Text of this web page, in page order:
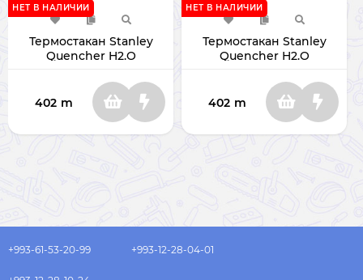
Термостакан Stanley
Quencher H2.O
НЕТ В НАЛИЧИИ
402 m
Термостакан Stanley
Quencher H2.O
НЕТ В НАЛИЧИИ
402 m
+993-61-53-20-99 +993-12-28-04-01